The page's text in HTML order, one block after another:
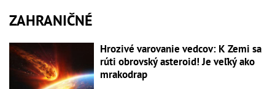
ZAHRANIČNÉ
Hrozivé varovanie vedcov: K Zemi sa
rúti obrovský asteroid! Je veľký ako
mrakodrap